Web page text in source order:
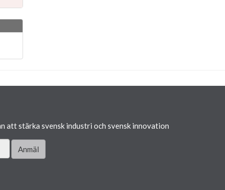
att stärka svensk industri och svensk innovation
Anmäl